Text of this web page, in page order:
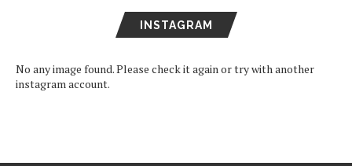
INSTAGRAM
No any image found. Please check it again or try with another
instagram account.